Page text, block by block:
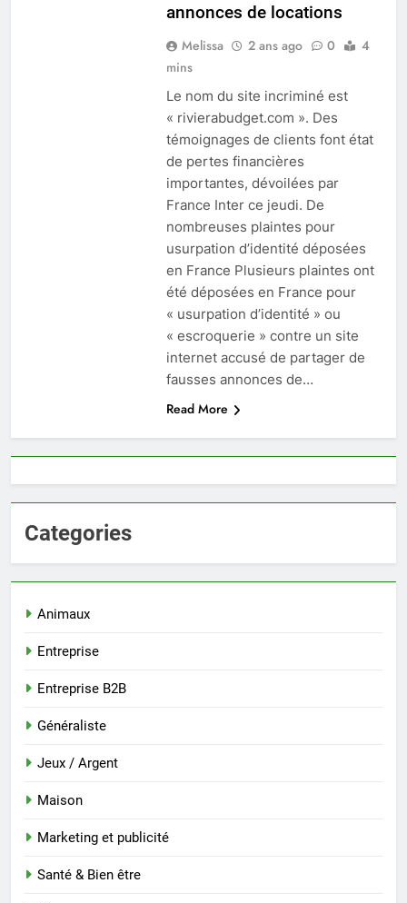
annonces de locations
Melissa 2 ans ago 0
4
mins
Le nom du site incriminé est
« rivierabudget.com ». Des
témoignages de clients font état
de pertes financières
importantes, dévoilées par
France Inter ce jeudi. De
nombreuses plaintes pour
usurpation d’identité déposées
en France Plusieurs plaintes ont
été déposées en France pour
« usurpation d’identité » ou
« escroquerie » contre un site
internet accusé de partager de
fausses annonces de…
Read More
Categories
Animaux
Entreprise
Entreprise B2B
Généraliste
Jeux / Argent
Maison
Marketing et publicité
Santé & Bien être